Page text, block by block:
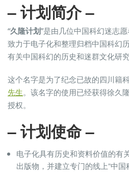
– 计划简介 –
“久隆计划”是由几位中国科幻迷志
致力于电子化和整理归档中国科幻
有关中国科幻的历史和迷群文化研究
这个名字是为了纪念已故的四川籍
先生。该名字的使用已经获得徐久
授权。
– 计划使命 –
电子化具有历史和资料价值的有
出版物，并建立专门的线上“中